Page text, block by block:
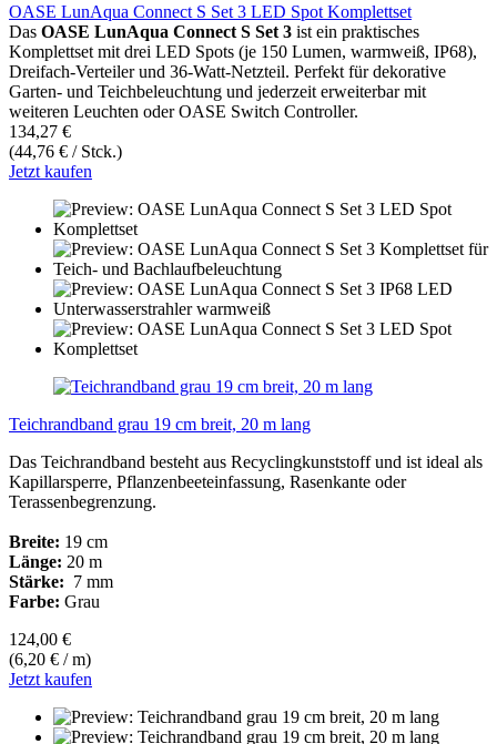
OASE LunAqua Connect S Set 3 LED Spot Komplettset
Das OASE LunAqua Connect S Set 3 ist ein praktisches
Komplettset mit drei LED Spots (je 150 Lumen, warmweiß, IP68),
Dreifach-Verteiler und 36-Watt-Netzteil. Perfekt für dekorative
Garten- und Teichbeleuchtung und jederzeit erweiterbar mit
weiteren Leuchten oder OASE Switch Controller.
134,27 €
(44,76 € / Stck.)
Jetzt kaufen
Teichrandband grau 19 cm breit, 20 m lang
Das Teichrandband besteht aus Recyclingkunststoff und ist ideal als
Kapillarsperre, Pflanzenbeeteinfassung, Rasenkante oder
Terassenbegrenzung.
Breite: 19 cm
Länge: 20 m
Stärke: 7 mm
Farbe: Grau
124,00 €
(6,20 € / m)
Jetzt kaufen